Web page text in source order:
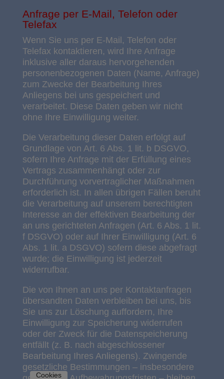
Anfrage per E-Mail, Telefon oder
Telefax
Wenn Sie uns per E-Mail, Telefon oder
Telefax kontaktieren, wird Ihre Anfrage
inklusive aller daraus hervorgehenden
personenbezogenen Daten (Name, Anfrage)
zum Zwecke der Bearbeitung Ihres
Anliegens bei uns gespeichert und
verarbeitet. Diese Daten geben wir nicht
ohne Ihre Einwilligung weiter.
Die Verarbeitung dieser Daten erfolgt auf
Grundlage von Art. 6 Abs. 1 lit. b DSGVO,
sofern Ihre Anfrage mit der Erfüllung eines
Vertrags zusammenhängt oder zur
Durchführung vorvertraglicher Maßnahmen
erforderlich ist. In allen übrigen Fällen beruht
die Verarbeitung auf unserem berechtigten
Interesse an der effektiven Bearbeitung der
an uns gerichteten Anfragen (Art. 6 Abs. 1 lit.
f DSGVO) oder auf Ihrer Einwilligung (Art. 6
Abs. 1 lit. a DSGVO) sofern diese abgefragt
wurde; die Einwilligung ist jederzeit
widerrufbar.
Die von Ihnen an uns per Kontaktanfragen
übersandten Daten verbleiben bei uns, bis
Sie uns zur Löschung auffordern, Ihre
Einwilligung zur Speicherung widerrufen
oder der Zweck für die Datenspeicherung
entfällt (z. B. nach abgeschlossener
Bearbeitung Ihres Anliegens). Zwingende
gesetzliche Bestimmungen – insbesondere
Cookies